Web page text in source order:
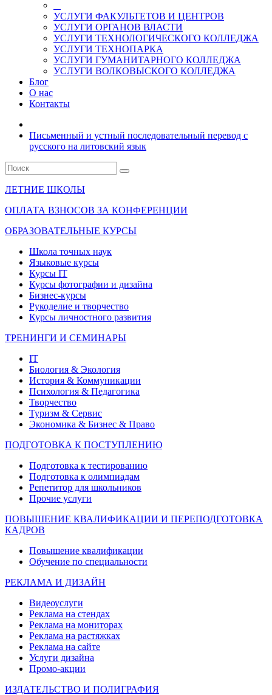
УСЛУГИ ФАКУЛЬТЕТОВ И ЦЕНТРОВ
УСЛУГИ ОРГАНОВ ВЛАСТИ
УСЛУГИ ТЕХНОЛОГИЧЕСКОГО КОЛЛЕДЖА
УСЛУГИ ТЕХНОПАРКА
УСЛУГИ ГУМАНИТАРНОГО КОЛЛЕДЖА
УСЛУГИ ВОЛКОВЫСКОГО КОЛЛЕДЖА
Блог
О нас
Контакты
Письменный и устный последовательный перевод с
русского на литовский язык
ЛЕТНИЕ ШКОЛЫ
ОПЛАТА ВЗНОСОВ ЗА КОНФЕРЕНЦИИ
ОБРАЗОВАТЕЛЬНЫЕ КУРСЫ
Школа точных наук
Языковые курсы
Курсы IT
Курсы фотографии и дизайна
Бизнес-курсы
Рукоделие и творчество
Курсы личностного развития
ТРЕНИНГИ И СЕМИНАРЫ
IT
Биология & Экология
История & Коммуникации
Психология & Педагогика
Творчество
Туризм & Сервис
Экономика & Бизнес & Право
ПОДГОТОВКА К ПОСТУПЛЕНИЮ
Подготовка к тестированию
Подготовка к олимпиадам
Репетитор для школьников
Прочие услуги
ПОВЫШЕНИЕ КВАЛИФИКАЦИИ И ПЕРЕПОДГОТОВКА
КАДРОВ
Повышение квалификации
Обучение по специальности
РЕКЛАМА И ДИЗАЙН
Видеоуслуги
Реклама на стендах
Реклама на мониторах
Реклама на растяжках
Реклама на сайте
Услуги дизайна
Промо-акции
ИЗДАТЕЛЬСТВО И ПОЛИГРАФИЯ